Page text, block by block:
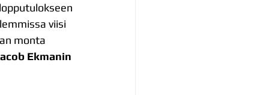
viisi
monta
Ekmanin